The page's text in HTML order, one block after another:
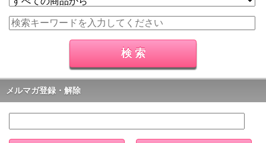
メルマガ登録・解除